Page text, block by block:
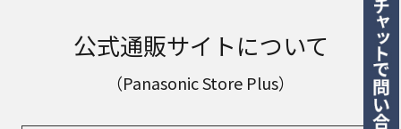
公式通販サイトについて
（Panasonic Store Plus）